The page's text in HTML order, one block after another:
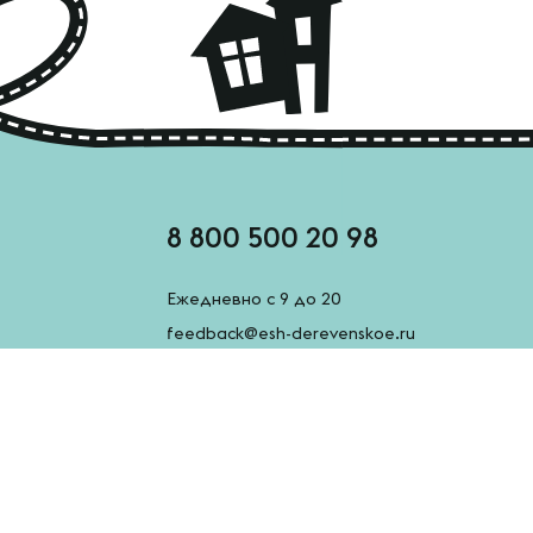
8 800 500 20 98
Ежедневно с 9 до 20
feedback@esh-derevenskoe.ru